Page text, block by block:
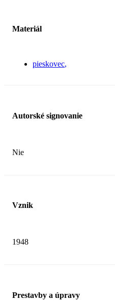
Materiál
pieskovec
Autorské signovanie
Nie
Vznik
1948
Prestavby a úpravy